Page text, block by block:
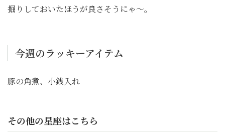
掘りしておいたほうが良さそうにゃ〜。
今週のラッキーアイテム
豚の角煮、小銭入れ
その他の星座はこちら